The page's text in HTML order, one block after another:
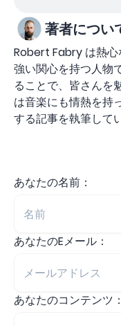
著者につい
Robert Fabry は熱心
強い関心を持つ人物
ることで、皆さんを
は音楽にも情熱を持
する記事を執筆して
あなたの名前：
あなたのEメール：
あなたのコンテンツ：